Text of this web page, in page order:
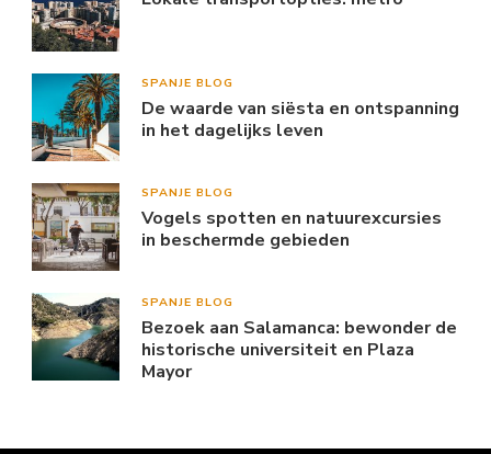
SPANJE BLOG
De waarde van siësta en ontspanning
in het dagelijks leven
SPANJE BLOG
Vogels spotten en natuurexcursies
in beschermde gebieden
SPANJE BLOG
Bezoek aan Salamanca: bewonder de
historische universiteit en Plaza
Mayor